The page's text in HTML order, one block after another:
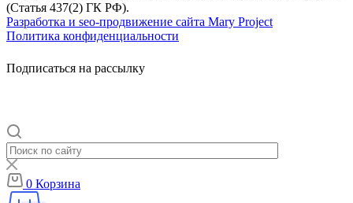
(Статья 437(2) ГК РФ).
Разработка и seo-продвижение сайта Mary Project
Политика конфиденциальности
Подписаться на рассылку
0 Корзина